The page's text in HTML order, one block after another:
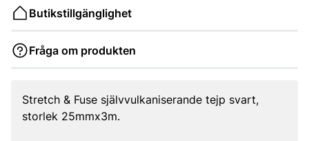
Butikstillgänglighet
Fråga om produkten
Stretch & Fuse självvulkaniserande tejp svart,
storlek 25mmx3m.